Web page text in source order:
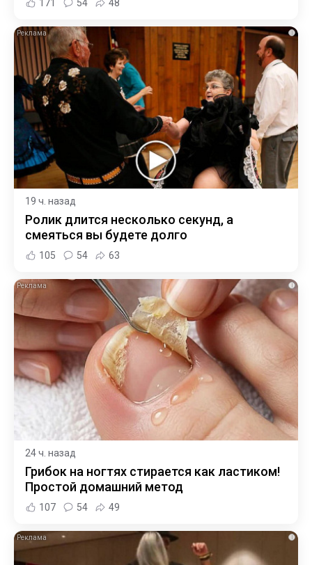
171 54 48
i
19 ч. назад
Ролик длится несколько секунд, а
смеяться вы будете долго
105 54 63
i
24 ч. назад
Грибок на ногтях стирается как ластиком!
Простой домашний метод
107 54 49
i